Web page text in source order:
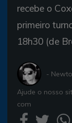
recebe o
primeiro
18h30 (de
-
Ajude o nosso
com